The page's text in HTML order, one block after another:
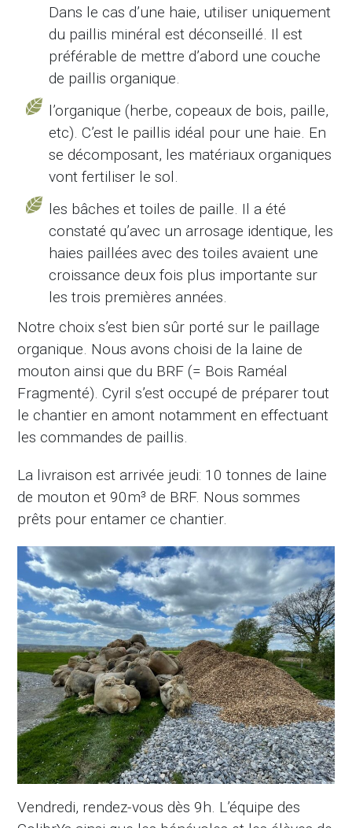
Dans le cas d’une haie, utiliser uniquement
du paillis minéral est déconseillé. Il est
préférable de mettre d’abord une couche
de paillis organique.
l’organique (herbe, copeaux de bois, paille,
etc). C’est le paillis idéal pour une haie. En
se décomposant, les matériaux organiques
vont fertiliser le sol.
les bâches et toiles de paille. Il a été
constaté qu’avec un arrosage identique, les
haies paillées avec des toiles avaient une
croissance deux fois plus importante sur
les trois premières années.
Notre choix s’est bien sûr porté sur le paillage
organique. Nous avons choisi de la laine de
mouton ainsi que du BRF (= Bois Raméal
Fragmenté). Cyril s’est occupé de préparer tout
le chantier en amont notamment en effectuant
les commandes de paillis.
La livraison est arrivée jeudi: 10 tonnes de laine
de mouton et 90m³ de BRF. Nous sommes
prêts pour entamer ce chantier.
Vendredi, rendez-vous dès 9h. L’équipe des